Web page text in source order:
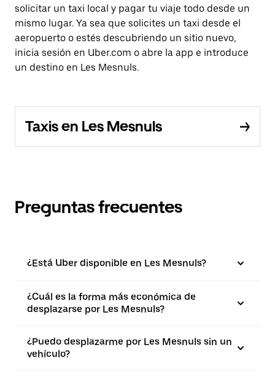
solicitar un taxi local y pagar tu viaje todo desde un
mismo lugar. Ya sea que solicites un taxi desde el
aeropuerto o estés descubriendo un sitio nuevo,
inicia sesión en Uber.com o abre la app e introduce
un destino en Les Mesnuls.
Taxis en Les Mesnuls
Preguntas frecuentes
¿Está Uber disponible en Les Mesnuls?
¿Cuál es la forma más económica de
desplazarse por Les Mesnuls?
¿Puedo desplazarme por Les Mesnuls sin un
vehículo?